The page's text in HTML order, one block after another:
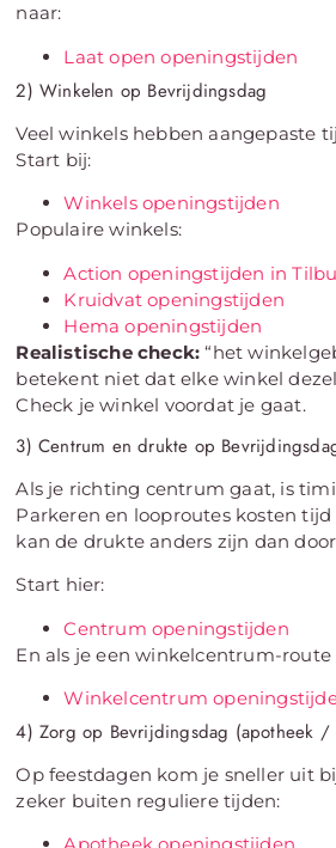
naar:
Laat open openingstijden
2) Winkelen op Bevrijdingsdag
Veel winkels hebben aangepaste
Start bij:
Winkels openingstijden
Populaire winkels:
Action openingstijden in
Kruidvat openingstijden
Hema openingstijden
Realistische check: “het
betekent niet dat elke winkel
Check je winkel voordat je gaat.
3) Centrum en drukte op
Als je richting centrum gaat, is
Parkeren en looproutes kosten
kan de drukte anders zijn dan
Start hier:
Centrum openingstijden
En als je een winkelcentrum-route
Winkelcentrum
4) Zorg op Bevrijdingsdag (apotheek
Op feestdagen kom je sneller uit
zeker buiten reguliere tijden: